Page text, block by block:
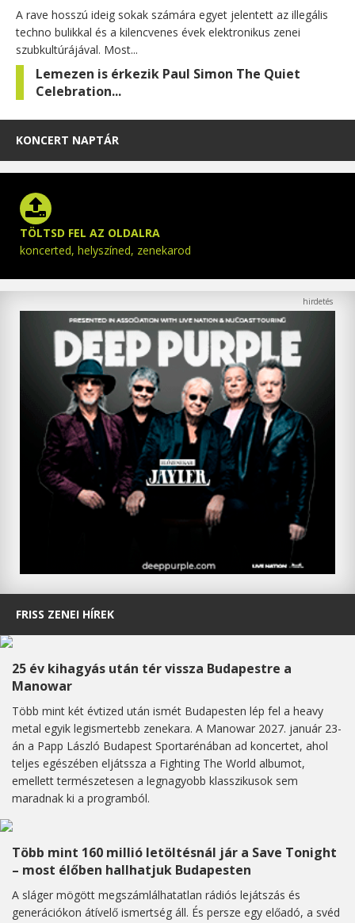
A rave hosszú ideig sokak számára egyet jelentett az illegális
techno bulikkal és a kilencvenes évek elektronikus zenei
szubkultúrájával. Most...
Lemezen is érkezik Paul Simon The Quiet
Celebration...
KONCERT NAPTÁR
TÖLTSD FEL AZ OLDALRA
koncerted, helyszíned, zenekarod
FRISS ZENEI HÍREK
25 év kihagyás után tér vissza Budapestre a
Manowar
Több mint két évtized után ismét Budapesten lép fel a heavy
metal egyik legismertebb zenekara. A Manowar 2027. január 23-
án a Papp László Budapest Sportarénában ad koncertet, ahol
teljes egészében eljátssza a Fighting The World albumot,
emellett természetesen a legnagyobb klasszikusok sem
maradnak ki a programból.
Több mint 160 millió letöltésnál jár a Save Tonight
– most élőben hallhatjuk Budapesten
A sláger mögött megszámlálhatatlan rádiós lejátszás és
generációkon átívelő ismertség áll. És persze egy előadó, a svéd